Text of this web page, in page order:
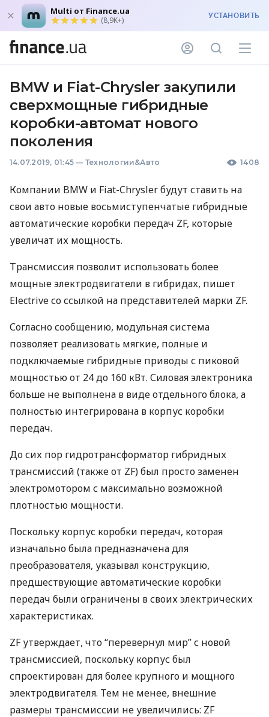
Multi от Finance.ua
(8,9K+) УСТАНОВИТЬ
BMW и Fiat-Chrysler закупили
сверхмощные гибридные
коробки-автомат нового
поколения
14.07.2019, 01:45 — Технологии&Авто 1408
Компании BMW и Fiat-Chrysler будут ставить на
свои авто новые восьмиступенчатые ​​гибридные
автоматические коробки передач ZF, которые
увеличат их мощность.
Трансмиссия позволит использовать более
мощные электродвигатели в гибридах, пишет
Electrive со ссылкой на представителей марки ZF.
Согласно сообщению, модульная система
позволяет реализовать мягкие, полные и
подключаемые гибридные приводы с пиковой
мощностью от 24 до 160 кВт. Силовая электроника
больше не выполнена в виде отдельного блока, а
полностью интегрирована в корпус коробки
передач.
До сих пор гидротрансформатор гибридных
трансмиссий (также от ZF) был просто заменен
электромотором с максимально возможной
плотностью мощности.
Поскольку корпус коробки передач, которая
изначально была предназначена для
преобразователя, указывал конструкцию,
предшествующие автоматические коробки
передач были ограничены в своих электрических
характеристиках.
ZF утверждает, что “перевернул мир” с новой
трансмиссией, поскольку корпус был
спроектирован для более крупного и мощного
электродвигателя. Тем не менее, внешние
размеры трансмиссии не увеличились: ZF